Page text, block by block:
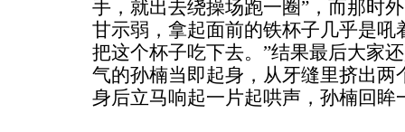
手，就出去绕操场跑一圈”，而那时
甘示弱，拿起面前的铁杯子几乎是吼
把这个杯子吃下去。”结果最后大家
气的孙楠当即起身，从牙缝里挤出两
身后立马响起一片起哄声，孙楠回眸